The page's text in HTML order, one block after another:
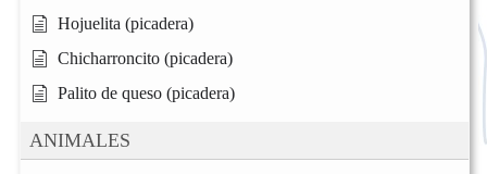
Hojuelita (picadera)
Chicharroncito (picadera)
Palito de queso (picadera)
ANIMALES